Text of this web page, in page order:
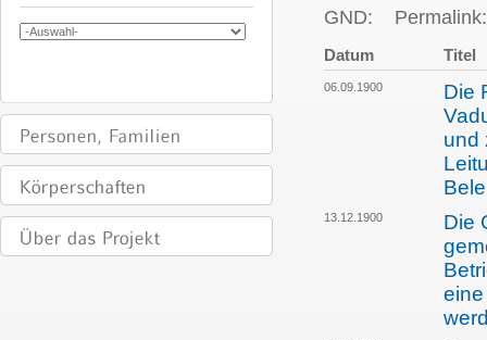
GND:
Datum Titel
06.09.1900
Die
und
13.12.1900
Die